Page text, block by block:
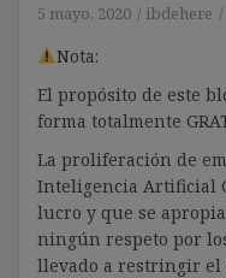
5 mayo, 2020 ibdehere
Nota:
El propósito de este
forma totalmente
La proliferación de
Inteligencia Artificial
lucro y que se
ningún respeto por
llevado a restringir el